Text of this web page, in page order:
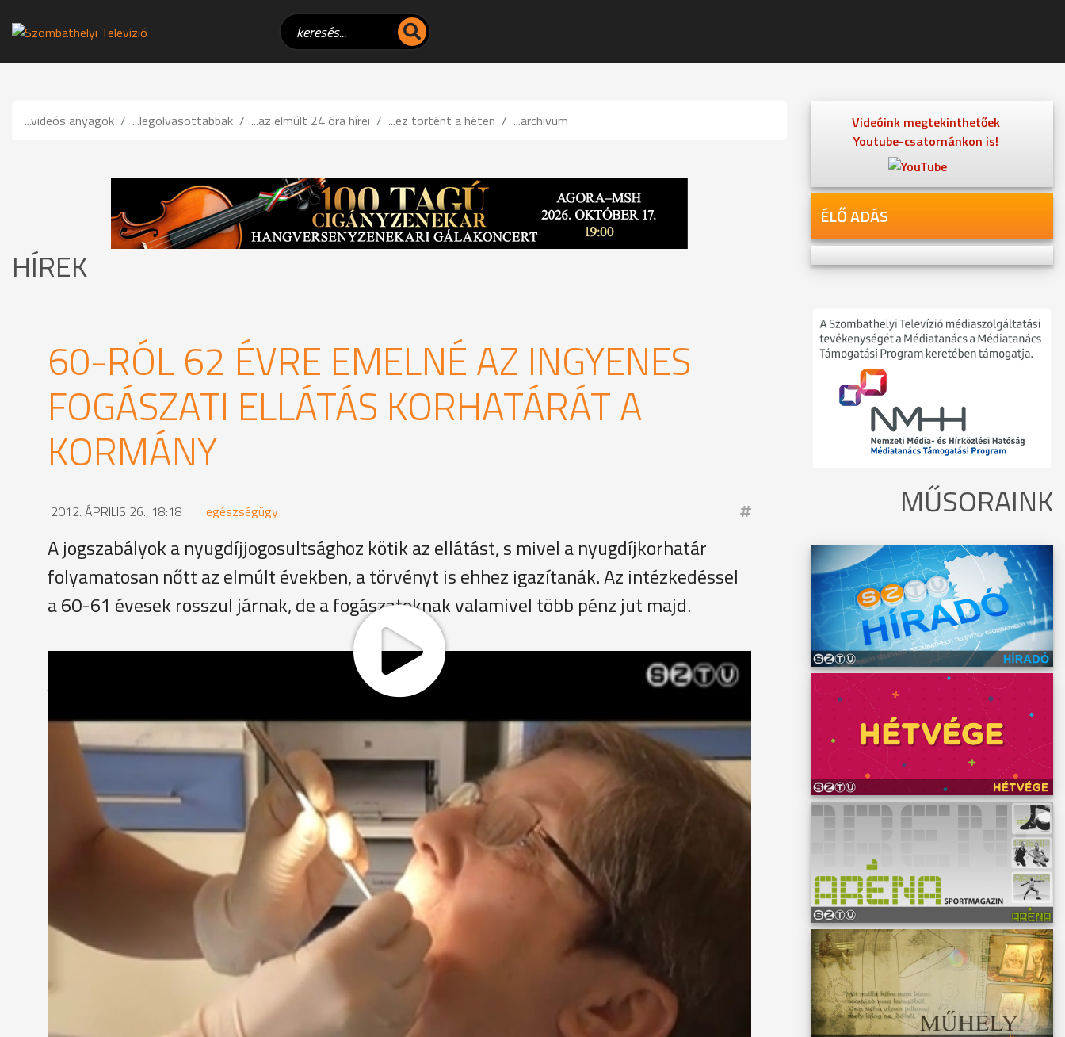
...videós anyagok ...legolvasottabbak ...az elmúlt 24 óra hírei ...ez történt a héten ...archivum
HÍREK
60-RÓL 62 ÉVRE EMELNÉ AZ INGYENES
FOGÁSZATI ELLÁTÁS KORHATÁRÁT A
KORMÁNY
2012. ÁPRILIS 26., 18:18 egészségügy
A jogszabályok a nyugdíjjogosultsághoz kötik az ellátást, s mivel a nyugdíjkorhatár
folyamatosan nőtt az elmúlt években, a törvényt is ehhez igazítanák. Az intézkedéssel
a 60-61 évesek rosszul járnak, de a fogászatoknak valamivel több pénz jut majd.
Kovács Józsefné kivehető fogpótlást szeretne. Mivel elmúlt már 60 éves, a jelenlegi jogszabályok szerint ingyen
jogosult az ellátásra. Pontosabban a technikai költséget kell csak kifizetnie, az orvosi díjat nem. Ha a kormány
Kovács Józsefné
Hát nem mindegy az embernek, hogy most meg kell várni a 62 évet, hogy 62 éves leszek, és akkor kedvezményesen
megcsinálják a fogamat, esetleg 30 ezer forintért, vagy ha előbb meg akarom csináltatni, akkor 70 ezer forint. Mert
az ember ebből a kis nyugdíjából nem sokat tud spórolni.
A megyében nincs adat arra, hány embert érintene a változás, de az országban 267 ezren vannak a 61-62 évesek. A
tapasztalatok szerint aki teheti, megvárja, amíg ingyen végeztetheti el a beavatkozást.
dr. Horváth Andrea fogszakorvos
Ha valakinek több évet kell várni, akkor azért nem várja ki. De azért előfordul olyan beteg, aki inkább akkor a
korábbi pár fogával megpróbálja addig kihúzni, és akkor utána csináltatja meg a fogsort, ha betölti a 60. évét.
A szigorítás a következő években 170 millió forint megtakarítést jelentene az egészségbiztosítónak. A fogászati
szolgáltatók is jobban járnának: a 60-61 évesek által fizetett térítési díjak ugyanis az ő bevételeiket növelik majd.
Videóink megtekinthetőek
Youtube-csatornánkon is!
ÉLŐ ADÁS
MŰSORAINK